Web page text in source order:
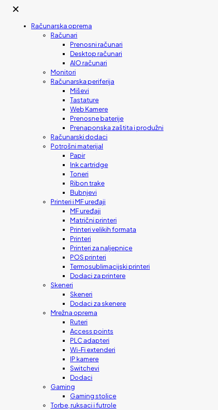
✕
Računarska oprema
Računari
Prenosni računari
Desktop računari
AIO računari
Monitori
Računarska periferija
Miševi
Tastature
Web Kamere
Prenosne baterije
Prenaponska zaštita i produžni
Računarski dodaci
Potrošni materijal
Papir
Ink cartridge
Toneri
Ribon trake
Bubnjevi
Printeri i MF uređaji
MF uređaji
Matrični printeri
Printeri velikih formata
Printeri
Printeri za naljepnice
POS printeri
Termosublimacijski printeri
Dodaci za printere
Skeneri
Skeneri
Dodaci za skenere
Mrežna oprema
Ruteri
Access points
PLC adapteri
Wi-Fi extenderi
IP kamere
Switchevi
Dodaci
Gaming
Gaming stolice
Torbe, ruksaci i futrole